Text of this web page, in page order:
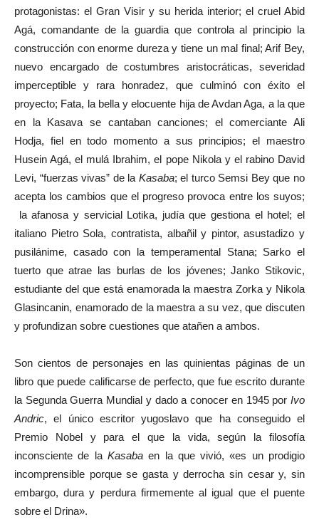
protagonistas: el Gran Visir y su herida interior; el cruel Abid
Agá, comandante de la guardia que controla al principio la
construcción con enorme dureza y tiene un mal final; Arif Bey,
nuevo encargado de costumbres aristocráticas, severidad
imperceptible y rara honradez, que culminó con éxito el
proyecto; Fata, la bella y elocuente hija de Avdan Aga, a la que
en la Kasava se cantaban canciones; el comerciante Ali
Hodja, fiel en todo momento a sus principios; el maestro
Husein Agá, el mulá Ibrahim, el pope Nikola y el rabino David
Levi, “fuerzas vivas” de la Kasaba; el turco Semsi Bey que no
acepta los cambios que el progreso provoca entre los suyos;
la afanosa y servicial Lotika, judía que gestiona el hotel; el
italiano Pietro Sola, contratista, albañil y pintor, asustadizo y
pusilánime, casado con la temperamental Stana; Sarko el
tuerto que atrae las burlas de los jóvenes; Janko Stikovic,
estudiante del que está enamorada la maestra Zorka y Nikola
Glasincanin, enamorado de la maestra a su vez, que discuten
y profundizan sobre cuestiones que atañen a ambos.
Son cientos de personajes en las quinientas páginas de un
libro que puede calificarse de perfecto, que fue escrito durante
la Segunda Guerra Mundial y dado a conocer en 1945 por Ivo
Andric, el único escritor yugoslavo que ha conseguido el
Premio Nobel y para el que la vida, según la filosofía
inconsciente de la Kasabaen la que vivió, «es un prodigio
incomprensible porque se gasta y derrocha sin cesar y, sin
embargo, dura y perdura firmemente al igual que el puente
sobre el Drina».